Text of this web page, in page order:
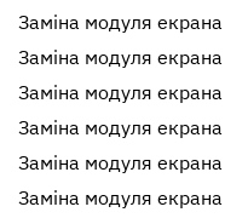
Заміна модуля екрана
Заміна модуля екрана
Заміна модуля екрана
Заміна модуля екрана
Заміна модуля екрана
Заміна модуля екрана